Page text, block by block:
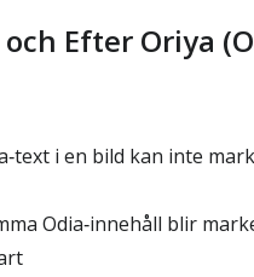
och Efter Oriya
i en bild kan inte
Odia‑innehåll blir